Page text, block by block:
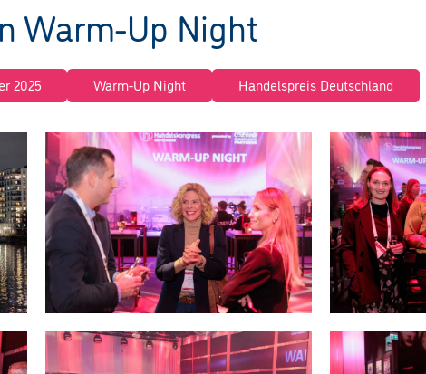
Warm-Up Night
2025 Warm-Up Night Handelspreis Deutschland